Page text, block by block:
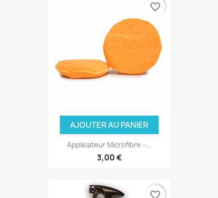
AJOUTER AU PANIER
Applicateur Microfibre -...
3,00 €
favorite_border
favorite_border